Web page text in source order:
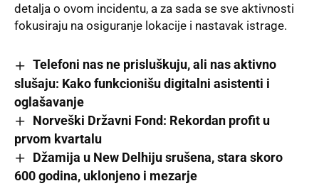
detalja o ovom incidentu, a za sada se sve aktivnosti
fokusiraju na osiguranje lokacije i nastavak istrage.
Telefoni nas ne prisluškuju, ali nas aktivno
slušaju: Kako funkcionišu digitalni asistenti i
oglašavanje
Norveški Državni Fond: Rekordan profit u
prvom kvartalu
Džamija u New Delhiju srušena, stara skoro
600 godina, uklonjeno i mezarje